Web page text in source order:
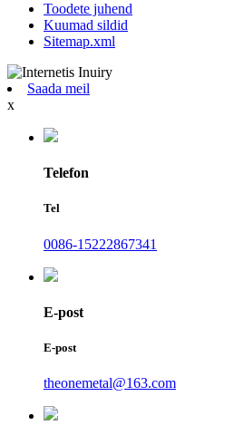
Toodete juhend
Kuumad sildid
Sitemap.xml
Saada meil
x
Telefon
Tel
0086-15222867341
E-post
E-post
theonemetal@163.com